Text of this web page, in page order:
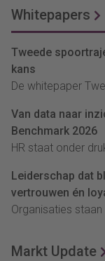
Whitepapers
Tweede
kans
De whitepaper
Van data naar
Benchmark 2026
HR staat onder
Leiderschap dat
vertrouwen én
Organisaties staan
Markt Update